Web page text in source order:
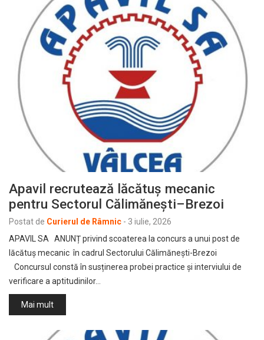
Apavil recrutează lăcătuș mecanic
pentru Sectorul Călimănești–Brezoi
Postat de Curierul de Râmnic - 3 iulie, 2026
APAVIL SA ANUNȚ privind scoaterea la concurs a unui post de
lăcătuș mecanic în cadrul Sectorului Călimănești-Brezoi
Concursul constă în susținerea probei practice și interviului de
verificare a aptitudinilor…
Mai mult